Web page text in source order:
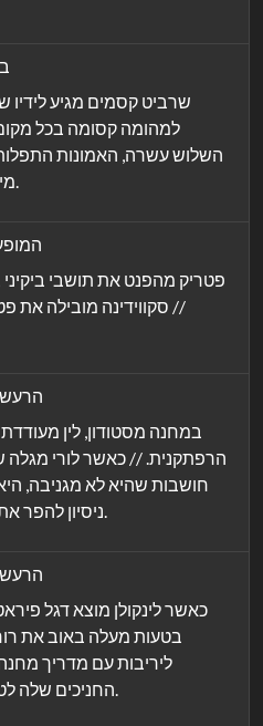
שרביט קסמים מגיע לידיו
למהומה קסומה בכל מקום
השלוש עשרה, האמונות
מי שסביבו. כ' עב'. מדובב. ש.ח.
המופע
פטריק מהפנט את תושבי
// סקווידינה מובילה את
הרעשנים 10,
במחנה מסטודון, לין
הרפתקנית. // כאשר לורי מגלה
חושבות שהיא לא מגניבה,
ניסיון להפר את החוקים. כ' עב'. מדובב. ש.ח.
הרעשנים 10,
כאשר לינקולן מוצא דגל
בטעות מעלה באוב את
ליריבות עם מדריך
החניכים שלה לטיול ביער. כ' עב'. מדובב. ש.ח.